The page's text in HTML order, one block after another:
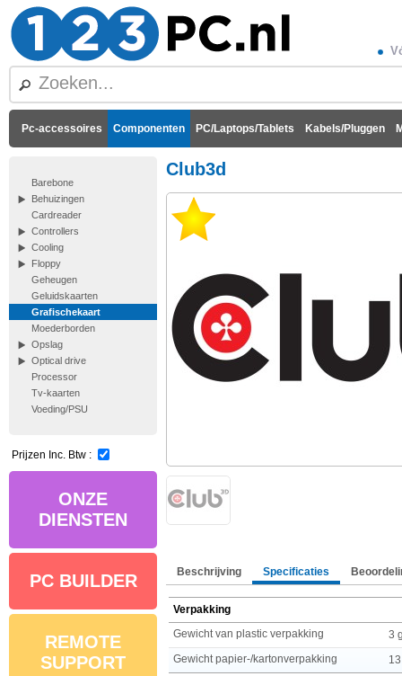
Pc-accessoires Componenten PC/Laptops/Tablets Kabels/Pluggen
Barebone
Behuizingen
Cardreader
Controllers
Cooling
Floppy
Geheugen
Geluidskaarten
Grafischekaart
Moederborden
Opslag
Optical drive
Processor
Tv-kaarten
Voeding/PSU
Prijzen Inc. Btw :
ONZE
DIENSTEN
PC BUILDER
REMOTE
SUPPORT
Club3d
Beschrijving Specificaties
Verpakking
Gewicht van plastic verpakking
3
Gewicht papier-/kartonverpakking